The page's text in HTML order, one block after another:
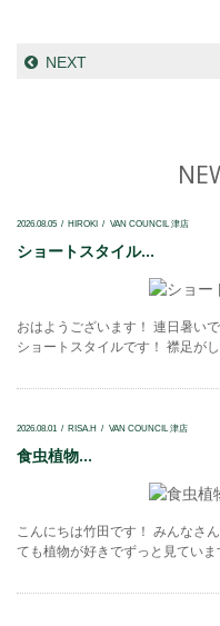
NEXT
2026.08.05 HIROKI VAN COUNCIL 津店
ショートスタイル...
おはようございます！ 連日暑い
ショートスタイルです！ 襟足が
2026.08.01 RISA.H VAN COUNCIL 津店
食虫植物...
こんにちは竹田です！ みんなさ
ても植物が好きでずっと見てい